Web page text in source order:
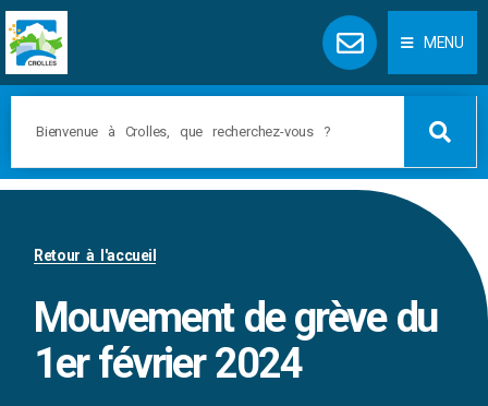
MENU
Retour à l'accueil
Mouvement de grève du
1er février 2024
Panneau de gestion des cookies